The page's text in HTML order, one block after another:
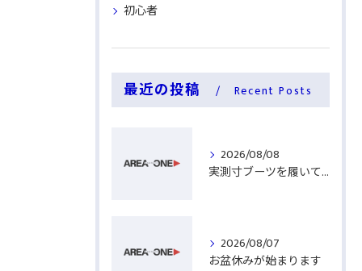
初心者
最近の投稿 Recent Posts
2026/08/08
実測寸ブーツを履いてみる
2026/08/07
お盆休みが始まります